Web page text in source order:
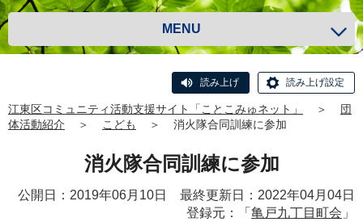
MENU
読み上げ 読み上げ設定
江東区コミュニティ活動支援サイト「ことこみゅネット」 ＞
団
体活動紹介
＞ こども ＞ 消火隊合同訓練に参加
消火隊合同訓練に参加
公開日：2019年06月10日 最終更新日：2022年04月04日
登録元：「 亀戸九丁目町会 」